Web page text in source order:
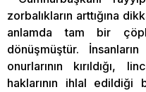
zorbalıkların arttığına
anlamda tam bir
dönüşmüştür.
onurlarının
haklarının ihlal